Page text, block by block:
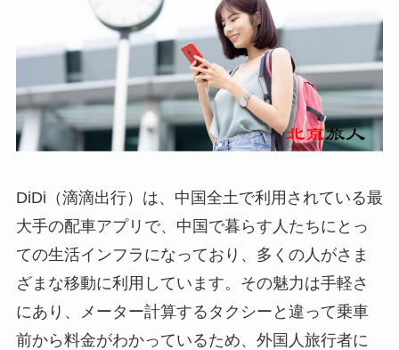
DiDi（滴滴出行）は、中国全土で利用されている最
大手の配車アプリで、中国で暮らす人たちにとっ
ての生活インフラになっており、多くの人がさま
ざまな移動に利用しています。その魅力は手軽さ
にあり、メーター計算するタクシーと違って乗車
前から料金がわかっているため、外国人旅行者に